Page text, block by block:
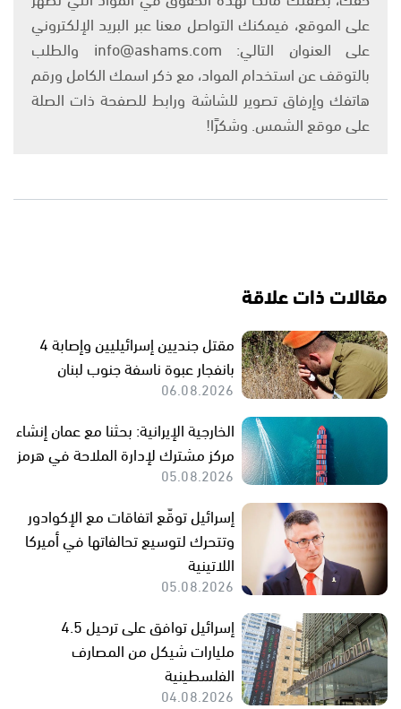
على الموقع، فيمكنك التواصل معنا عبر البريد الإلكتروني
على العنوان التالي: info@ashams.com والطلب
بالتوقف عن استخدام المواد، مع ذكر اسمك الكامل ورقم
هاتفك وإرفاق تصوير للشاشة ورابط للصفحة ذات الصلة
على موقع الشمس. وشكرًا!
مقالات ذات علاقة
مقتل جنديين إسرائيليين وإصابة 4
بانفجار عبوة ناسفة جنوب لبنان
06.08.2026
الخارجية الإيرانية: بحثنا مع عمان إنشاء
مركز مشترك لإدارة الملاحة في هرمز
05.08.2026
إسرائيل توقّع اتفاقات مع الإكوادور
وتتحرك لتوسيع تحالفاتها في أميركا
اللاتينية
05.08.2026
إسرائيل توافق على ترحيل 4.5
مليارات شيكل من المصارف
الفلسطينية
04.08.2026